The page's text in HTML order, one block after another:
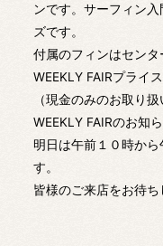
ンです。サーフィン
ズです。
付属のフィンはセンタ
WEEKLY FAIRプライ
（現金のみのお取り扱
WEEKLY FAIRのお知
明日は午前１０時か
す。
皆様のご来店をお待ち